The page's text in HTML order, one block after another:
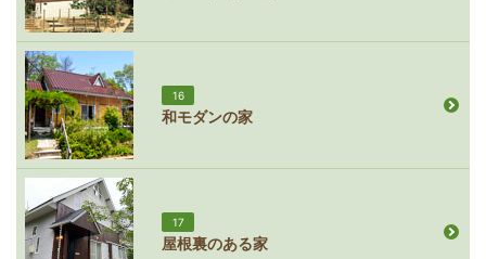
16
和モダンの家
17
屋根裏のある家